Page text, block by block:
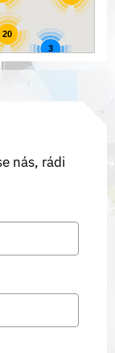
20
3
nás, rádi